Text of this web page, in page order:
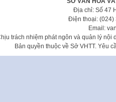
Địa chỉ: Số 47
Điện thoại: (024)
Email:
trách nhiệm phát ngôn và quản lý nội
Bản quyền thuộc về Sở VHTT. Yêu